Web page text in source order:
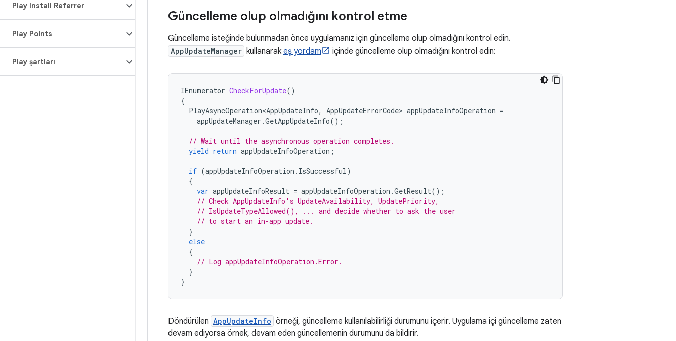
Play Install Referrer
Play Points
Play şartları
Güncelleme olup olmadığını kontrol etme
Güncelleme isteğinde bulunmadan önce uygulamanız için güncelleme olup olmadığını kontrol edin.
AppUpdateManager kullanarak eş yordam içinde güncelleme olup olmadığını kontrol edin:
IEnumerator CheckForUpdate()
{
PlayAsyncOperation<AppUpdateInfo, AppUpdateErrorCode> appUpdateInfoOperation =
appUpdateManager .GetAppUpdateInfo();
// Wait until the asynchronous operation completes.
yield return appUpdateInfoOperation ;
if (appUpdateInfoOperation . IsSuccessful)
{
var appUpdateInfoResult = appUpdateInfoOperation .GetResult();
// Check AppUpdateInfo's UpdateAvailability, UpdatePriority,
// IsUpdateTypeAllowed(), ... and decide whether to ask the user
// to start an in-app update.
}
else
{
// Log appUpdateInfoOperation.Error.
}
}
Döndürülen AppUpdateInfo örneği, güncelleme kullanılabilirliği durumunu içerir. Uygulama içi güncelleme zaten
devam ediyorsa örnek, devam eden güncellemenin durumunu da bildirir.